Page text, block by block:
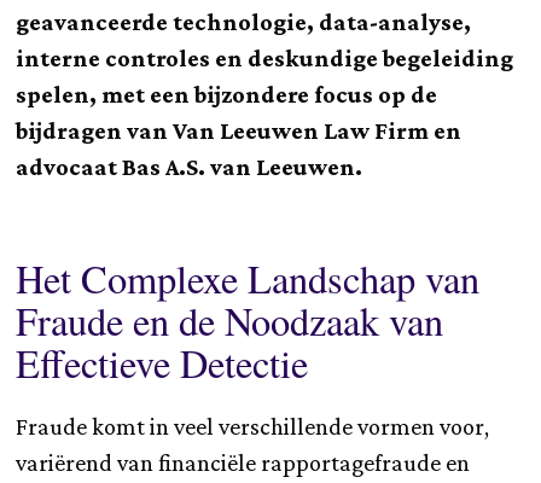
geavanceerde technologie, data-analyse,
interne controles en deskundige begeleiding
spelen, met een bijzondere focus op de
bijdragen van Van Leeuwen Law Firm en
advocaat Bas A.S. van Leeuwen.
Het Complexe Landschap van
Fraude en de Noodzaak van
Effectieve Detectie
Fraude komt in veel verschillende vormen voor,
variërend van financiële rapportagefraude en